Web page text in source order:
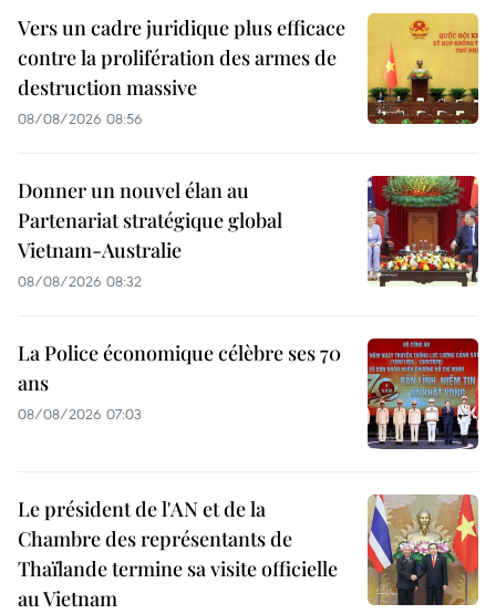
Vers un cadre juridique plus efficace
contre la prolifération des armes de
destruction massive
08/08/2026 08:56
Donner un nouvel élan au
Partenariat stratégique global
Vietnam-Australie
08/08/2026 08:32
La Police économique célèbre ses 70
ans
08/08/2026 07:03
Le président de l'AN et de la
Chambre des représentants de
Thaïlande termine sa visite officielle
au Vietnam